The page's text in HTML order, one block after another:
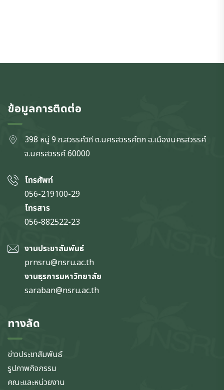
ข้อมูลการติดต่อ
398 หมู่ 9 ถ.สวรรค์วิถี ต.นครสวรรค์ตก อ.เมืองนครสวรรค์
จ.นครสวรรค์60000
โทรศัพท์
056-219100-29
โทรสาร
056-882522-23
งานประชาสัมพันธ์
prnsru@nsru.ac.th
งานธุรการมหาวิทยาลัย
saraban@nsru.ac.th
ทางลัด
ข่าวประชาสัมพันธ์
รูปภาพกิจกรรม
คณะและหน่วยงาน